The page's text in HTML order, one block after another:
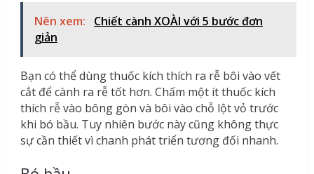
Nên xem:
Chiết cành XOÀI với 5 bước đơn
giản
Bạn có thể dùng thuốc kích thích ra rễ bôi vào vết
cắt để cành ra rễ tốt hơn. Chấm một ít thuốc kích
thích rễ vào bông gòn và bôi vào chỗ lột vỏ trước
khi bó bầu. Tuy nhiên bước này cũng không thực
sự cần thiết vì chanh phát triển tương đối nhanh.